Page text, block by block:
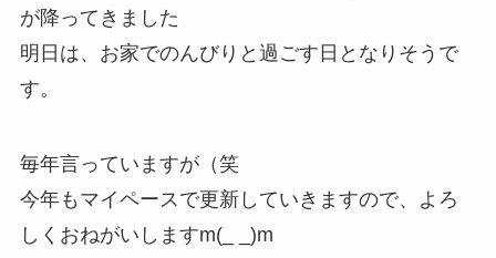
が降ってきました
明日は、お家でのんびりと過ごす日となりそうで
す。
毎年言っていますが（笑
今年もマイペースで更新していきますので、よろ
しくおねがいしますm(_ _)m